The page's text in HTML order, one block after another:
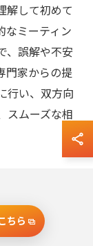
解して初めて
なミーティン
、誤解や不安
門家からの提
行い、双方向
スムーズな相
割
るには、専
士、司法書
ちら